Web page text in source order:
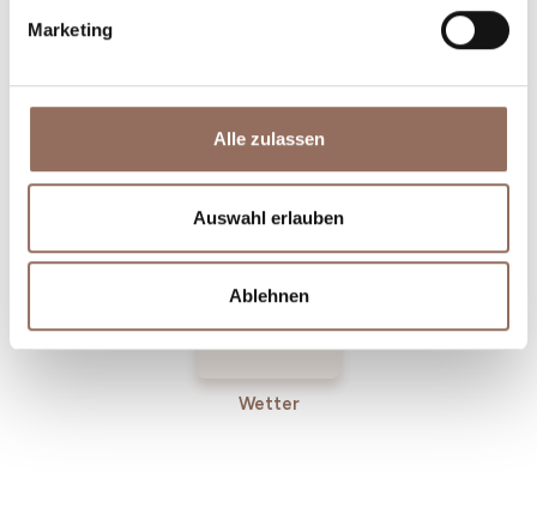
Marketing
Alle zulassen
Auswahl erlauben
Ablehnen
Incoming-
Betriebe
Dienste
Wetter